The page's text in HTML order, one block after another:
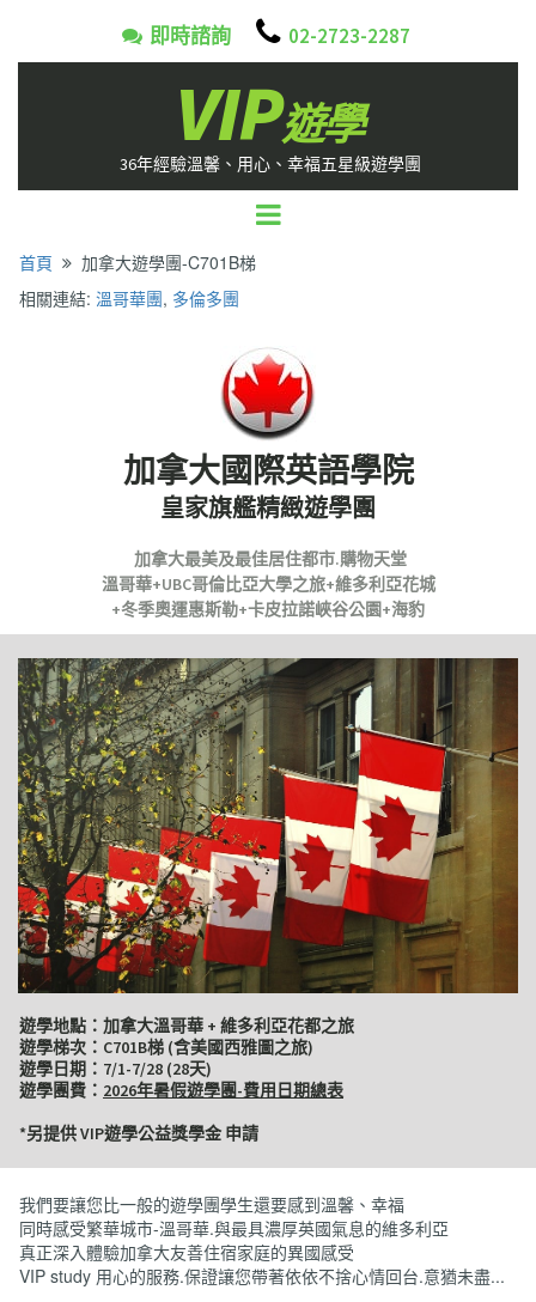
 即時諮詢  02-2723-2287
VIP遊學
36年經驗溫馨、用心、幸福五星級遊學團
首頁  加拿大遊學團-C701B梯
相關連結: 溫哥華團, 多倫多團
加拿大國際英語學院
皇家旗艦精緻遊學團
加拿大最美及最佳居住都市.購物天堂
溫哥華+UBC哥倫比亞大學之旅+維多利亞花城
+冬季奧運惠斯勒+卡皮拉諾峽谷公園+海豹
遊學地點：加拿大溫哥華 + 維多利亞花都之旅
遊學梯次：C701B梯 (含美國西雅圖之旅)
遊學日期：7/1-7/28 (28天)
遊學團費： 2026年暑假遊學團-費用日期總表
*另提供 VIP遊學公益獎學金 申請
我們要讓您比一般的遊學團學生還要感到溫馨、幸福
同時感受繁華城市-溫哥華.與最具濃厚英國氣息的維多利亞
真正深入體驗加拿大友善住宿家庭的異國感受
VIP study 用心的服務.保證讓您帶著依依不捨心情回台.意猶未盡...